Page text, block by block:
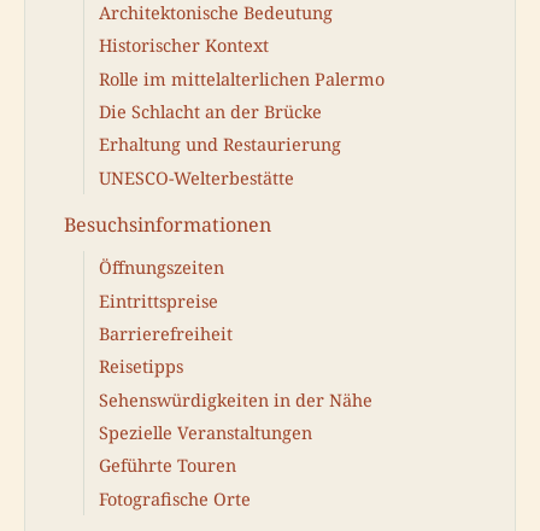
Architektonische Bedeutung
Historischer Kontext
Rolle im mittelalterlichen Palermo
Die Schlacht an der Brücke
Erhaltung und Restaurierung
UNESCO-Welterbestätte
Besuchsinformationen
Öffnungszeiten
Eintrittspreise
Barrierefreiheit
Reisetipps
Sehenswürdigkeiten in der Nähe
Spezielle Veranstaltungen
Geführte Touren
Fotografische Orte